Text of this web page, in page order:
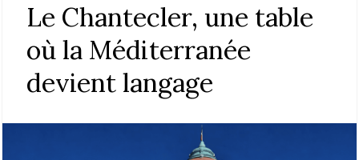
Le Chantecler, une table
où la Méditerranée
devient langage